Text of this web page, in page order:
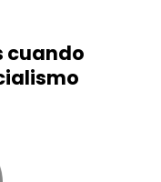
cuando